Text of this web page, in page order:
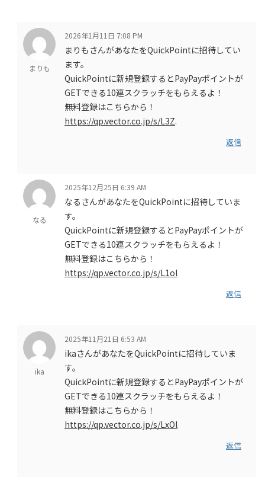
まりも
2026年1月11日 7:08 PM
まりもさんがあなたをQuickPointに招待してい
ます。
QuickPointに新規登録するとPayPayポイントが
GETできる10連スクラッチをもらえるよ！
無料登録はこちらから！
https://qp.vector.co.jp/s/L3Z.
返信
なる
2025年12月25日 6:39 AM
なるさんがあなたをQuickPointに招待していま
す。
QuickPointに新規登録するとPayPayポイントが
GETできる10連スクラッチをもらえるよ！
無料登録はこちらから！
https://qp.vector.co.jp/s/L1ol
返信
ika
2025年11月21日 6:53 AM
ikaさんがあなたをQuickPointに招待していま
す。
QuickPointに新規登録するとPayPayポイントが
GETできる10連スクラッチをもらえるよ！
無料登録はこちらから！
https://qp.vector.co.jp/s/LxOl
返信